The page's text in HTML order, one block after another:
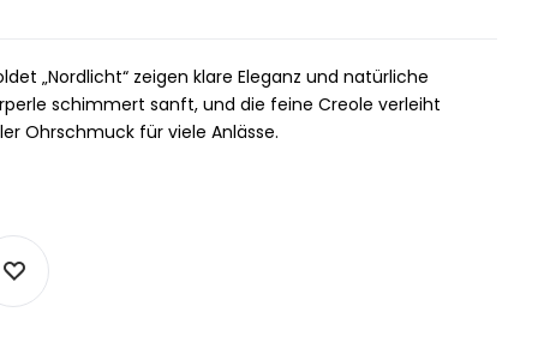
„Nordlicht“ zeigen klare Eleganz und natürliche
schimmert sanft, und die feine Creole verleiht
Ohrschmuck für viele Anlässe.